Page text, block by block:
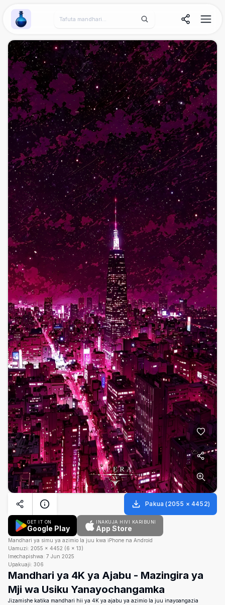
Wallpaper Alchemy
Pakua (2055 × 4452)
GET IT ON
Google Play
INAKUJA HIVI KARIBUNI
App Store
Mandhari ya simu ya azimio la juu kwa iPhone na Android
Uamuzi: 2055 × 4452 (6 × 13)
Imechapishwa: 7 Jun 2025
Upakuaji: 306
Mandhari ya 4K ya Ajabu - Mazingira ya
Mji wa Usiku Yanayochangamka
Jizamishe katika mandhari hii ya 4K ya ajabu ya azimio la juu inayoangazia